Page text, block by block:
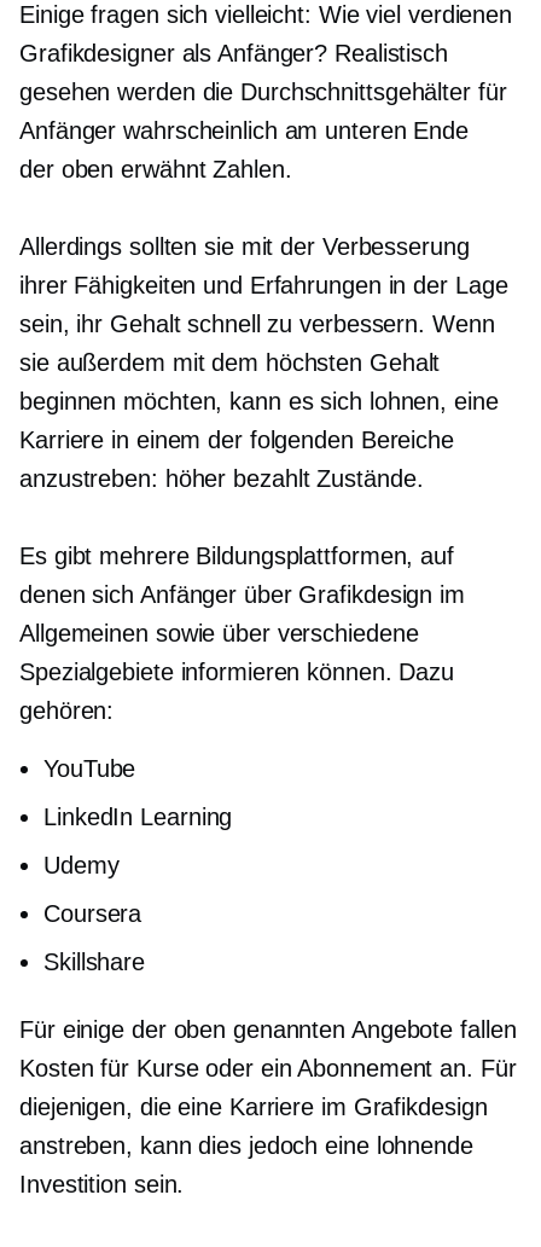
Einige fragen sich vielleicht: Wie viel verdienen
Grafikdesigner als Anfänger? Realistisch
gesehen werden die Durchschnittsgehälter für
Anfänger wahrscheinlich am unteren Ende
der oben erwähntZahlen.
Allerdings sollten sie mit der Verbesserung
ihrer Fähigkeiten und Erfahrungen in der Lage
sein, ihr Gehalt schnell zu verbessern. Wenn
sie außerdem mit dem höchsten Gehalt
beginnen möchten, kann es sich lohnen, eine
Karriere in einem der folgenden Bereiche
anzustreben: höher bezahltZustände.
Es gibt mehrere Bildungsplattformen, auf
denen sich Anfänger über Grafikdesign im
Allgemeinen sowie über verschiedene
Spezialgebiete informieren können. Dazu
gehören:
YouTube
LinkedIn Learning
Udemy
Coursera
Skillshare
Für einige der oben genannten Angebote fallen
Kosten für Kurse oder ein Abonnement an. Für
diejenigen, die eine Karriere im Grafikdesign
anstreben, kann dies jedoch eine lohnende
Investition sein.